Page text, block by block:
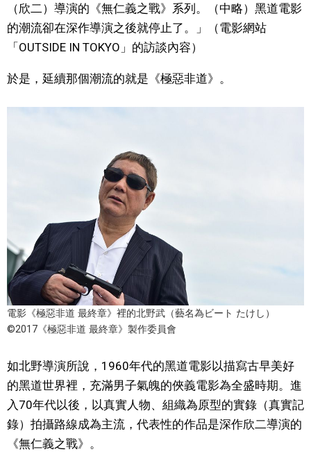
娛樂
教育
東京
編輯部通知
（欣二）導演的《無仁義之戰》系列。（中略）黑道電影
的潮流卻在深作導演之後就停止了。」（電影網站
「OUTSIDE IN TOKYO」的訪談內容）
於是，延續那個潮流的就是《極惡非道》。
電影《極惡非道 最終章》裡的北野武（藝名為ビート たけし）
©2017《極惡非道 最終章》製作委員會
如北野導演所說，1960年代的黑道電影以描寫古早美好
的黑道世界裡，充滿男子氣魄的俠義電影為全盛時期。進
入70年代以後，以真實人物、組織為原型的實錄（真實記
錄）拍攝路線成為主流，代表性的作品是深作欣二導演的
《無仁義之戰》。